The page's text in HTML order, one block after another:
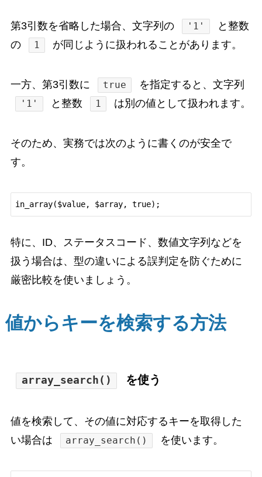
第3引数を省略した場合、文字列の '1'
と整数
の
1 が同じように扱われることがあります。
一方、第3引数に true を指定すると、文字列
'1' と整数 1 は別の値として扱われます。
そのため、実務では次のように書くのが安全で
す。
特に、ID、ステータスコード、数値文字列などを
扱う場合は、型の違いによる誤判定を防ぐために
厳密比較を使いましょう。
値からキーを検索する方法
array_search() を使う
値を検索して、その値に対応するキーを取得した
い場合は
array_search() を使います。